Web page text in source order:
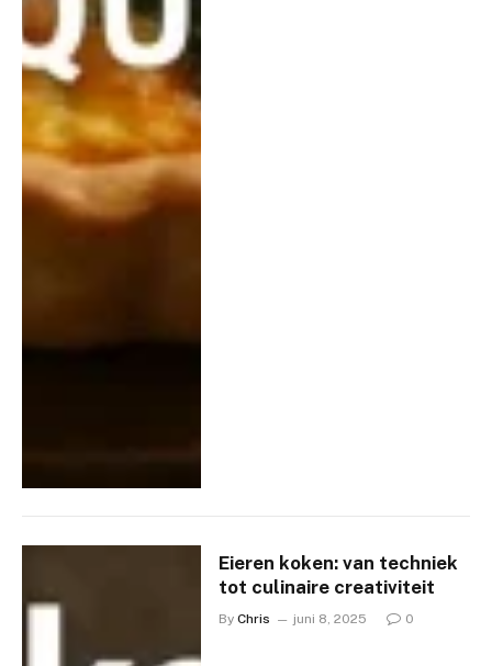
Eieren koken: van techniek
tot culinaire creativiteit
By Chris juni 8, 2025 0